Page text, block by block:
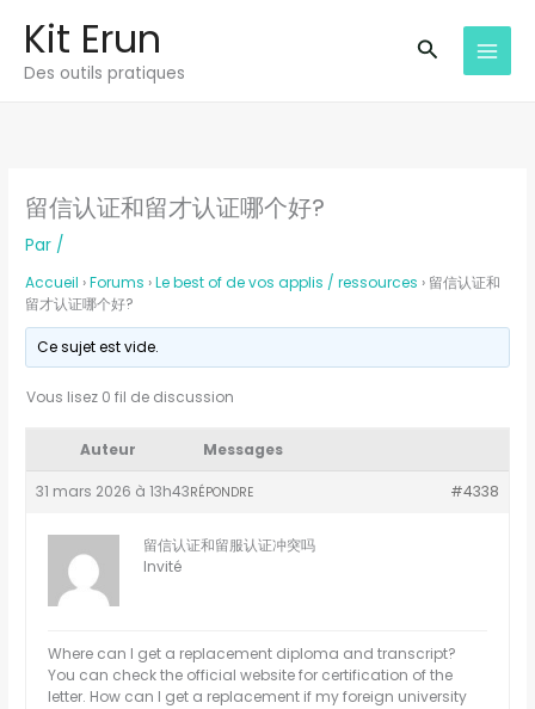
contenu
Kit Erun
Des outils pratiques
留信认证和留才认证哪个好?
Par /
Accueil ›Forums ›Le best of de vos applis / ressources › 留信认证和
留才认证哪个好?
Ce sujet est vide.
Vous lisez 0 fil de discussion
Auteur Messages
31 mars 2026 à 13h43 #4338
RÉPONDRE
留信认证和留服认证冲突吗
Invité
Where can I get a replacement diploma and transcript?
You can check the official website for certification of the
letter. How can I get a replacement if my foreign university